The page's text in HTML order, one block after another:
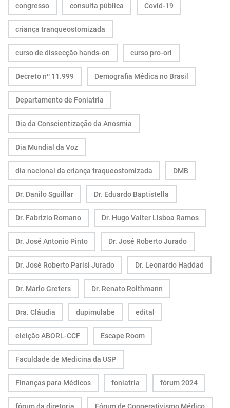
congresso consulta pública Covid-19
criança tranqueostomizada
curso de dissecção hands-on curso pro-orl
Decreto nº 11.999 Demografia Médica no Brasil
Departamento de Foniatria
Dia da Conscientização da Anosmia
Dia Mundial da Voz
dia nacional da criança traqueostomizada DMB
Dr. Danilo Sguillar Dr. Eduardo Baptistella
Dr. Fabrizio Romano Dr. Hugo Valter Lisboa Ramos
Dr. José Antonio Pinto Dr. José Roberto Jurado
Dr. José Roberto Parisi Jurado Dr. Leonardo Haddad
Dr. Mario Greters Dr. Renato Roithmann
Dra. Cláudia dupimulabe edital
eleição ABORL-CCF Escape Room
Faculdade de Medicina da USP
Finanças para Médicos foniatria fórum 2024
fórum da diretoria Fórum de Cooperativismo Médico